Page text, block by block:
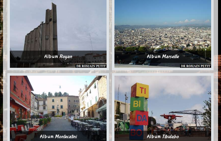
AlbumRoyan Album Marseille
Album Montecatini AlbumTibidabo